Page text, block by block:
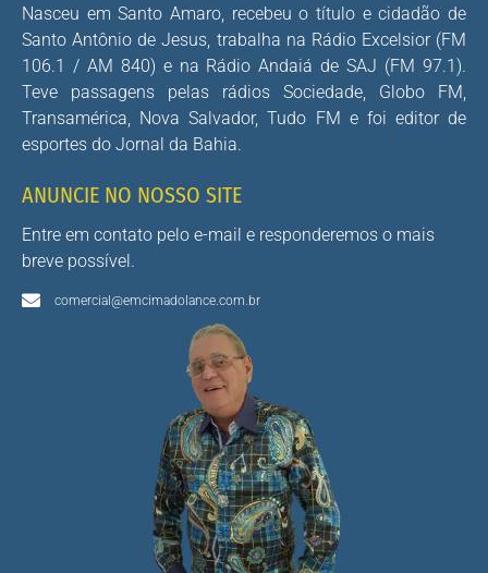
Nasceu em Santo Amaro, recebeu o título e cidadão de
Santo Antônio de Jesus, trabalha na Rádio Excelsior (FM
106.1 / AM 840) e na Rádio Andaiá de SAJ (FM 97.1).
Teve passagens pelas rádios Sociedade, Globo FM,
Transamérica, Nova Salvador, Tudo FM e foi editor de
esportes do Jornal da Bahia.
ANUNCIE NO NOSSO SITE
Entre em contato pelo e-mail e responderemos o mais
breve possível.
comercial@emcimadolance.com.br